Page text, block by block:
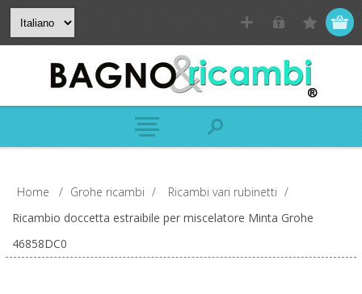
Home / Grohe ricambi / Ricambi vari rubinetti /
Ricambio doccetta estraibile per miscelatore Minta Grohe
46858DC0